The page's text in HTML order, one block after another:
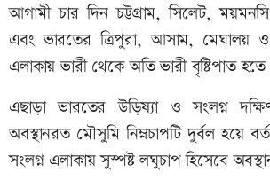
আগামী চার দিন চট্টগ্রাম, সিলেট,
এবং ভারতের ত্রিপুরা, আসাম, মেঘালয় ও
এলাকায় ভারী থেকে অতি ভারী বৃষ্টিপাত
এছাড়া ভারতের উড়িষ্যা ও সংলগ্ন
অবস্থানরত মৌসুমি নিম্নচাপটি দুর্বল হয়ে
সংলগ্ন এলাকায় সুস্পষ্ট লঘুচাপ হিসেবে